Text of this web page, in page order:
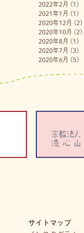
2022年2月 (1)
2021年1月 (1)
2020年12月 (2)
2020年10月 (2)
2020年8月 (1)
2020年7月 (3)
2020年6月 (5)
サイトマップ